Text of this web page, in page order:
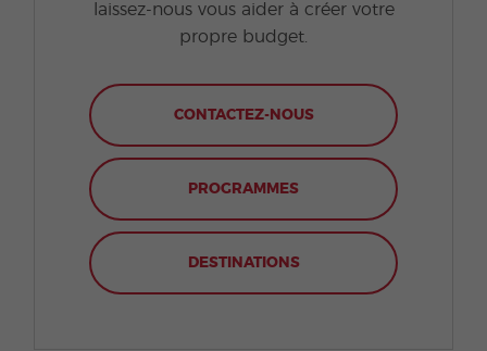
laissez-nous vous aider à créer votre
propre budget.
CONTACTEZ-NOUS
PROGRAMMES
DESTINATIONS